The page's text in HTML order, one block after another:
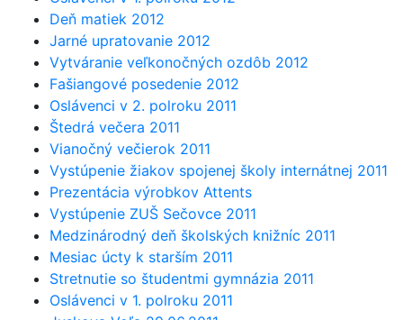
Deň matiek 2012
Jarné upratovanie 2012
Vytváranie veľkonočných ozdôb 2012
Fašiangové posedenie 2012
Oslávenci v 2. polroku 2011
Štedrá večera 2011
Vianočný večierok 2011
Vystúpenie žiakov spojenej školy internátnej 2011
Prezentácia výrobkov Attents
Vystúpenie ZUŠ Sečovce 2011
Medzinárodný deň školských knižníc 2011
Mesiac úcty k starším 2011
Stretnutie so študentmi gymnázia 2011
Oslávenci v 1. polroku 2011